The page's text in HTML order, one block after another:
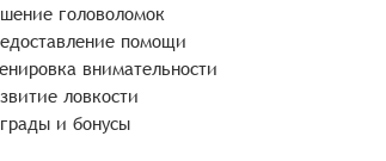
головоломок
помощи
внимательности
ловкости
и бонусы